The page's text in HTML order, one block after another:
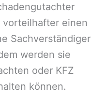
vorteilhafter einen
Sachverständiger
werden sie
oder KFZ
können.